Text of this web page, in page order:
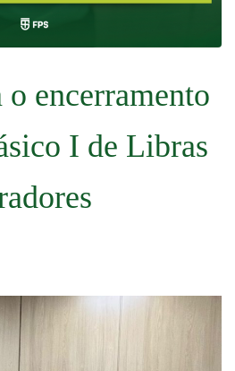
o encerramento
I de Libras